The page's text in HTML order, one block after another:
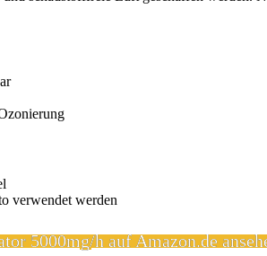
verwendet werden
5000mg/h auf Amazon.de